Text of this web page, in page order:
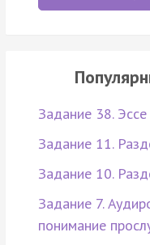
Задание 38. Эссе
Задание 11.
Задание 10.
Задание 7.
понимание